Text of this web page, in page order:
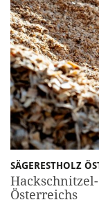
SÄGERESTHOLZ
Österreichs